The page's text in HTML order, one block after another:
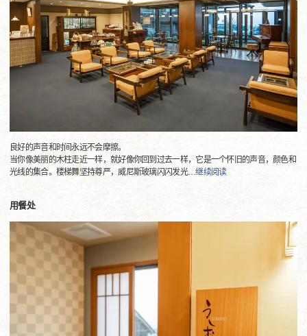
良好的声音和时间永远不会摩擦。
当你像美丽的木柱走近一样，就好像你回到过去一样，它是一个怀旧的声音，颜色和
光线的集合。楼梯舞坚持尊严，威尼斯玻璃闪闪发光…继续阅读
用餐处